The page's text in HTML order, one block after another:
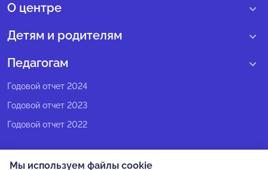
О центре
О нас
Структура регионального центра
Педагогический состав
Попечительский совет
Экспертный совет
СМИ о нас
Детям и родителям
Учебные интенсивные сборы
Педагогам
Программы Веги
Программы Сириус
Методические рекомендации
Годовой отчет 2024
Годовой отчет 2023
Годовой отчет 2022
Мы используем файлы cookie